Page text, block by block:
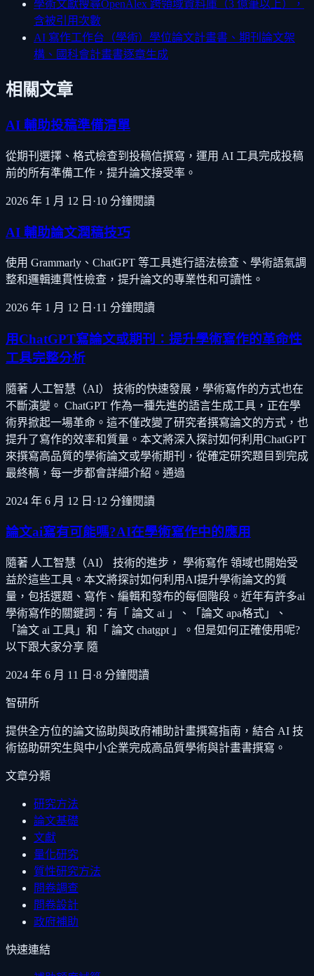
學術文獻搜尋OpenAlex 跨領域資料庫（3 億筆以上），
含被引用次數
AI 寫作工作台（學術） 學位論文計畫書、期刊論文架
構、國科會計畫書逐章生成
相關文章
AI 輔助投稿準備清單
從期刊選擇、格式檢查到投稿信撰寫，運用 AI 工具完成投稿
前的所有準備工作，提升論文接受率。
2026 年 1 月 12 日 ·10 分鐘閱讀
AI 輔助論文潤稿技巧
使用 Grammarly、ChatGPT 等工具進行語法檢查、學術語氣調
整和邏輯連貫性檢查，提升論文的專業性和可讀性。
2026 年 1 月 12 日 ·11 分鐘閱讀
用ChatGPT寫論文或期刊：提升學術寫作的革命性
工具完整分析
隨著 人工智慧（AI） 技術的快速發展，學術寫作的方式也在
不斷演變。 ChatGPT 作為一種先進的語言生成工具，正在學
術界掀起一場革命。這不僅改變了研究者撰寫論文的方式，也
提升了寫作的效率和質量。本文將深入探討如何利用ChatGPT
來撰寫高品質的學術論文或學術期刊，從確定研究題目到完成
最終稿，每一步都會詳細介紹。通過
2024 年 6 月 12 日 ·12 分鐘閱讀
論文ai寫有可能嗎?AI在學術寫作中的應用
隨著 人工智慧（AI） 技術的進步， 學術寫作 領域也開始受
益於這些工具。本文將探討如何利用AI提升學術論文的質
量，包括選題、寫作、編輯和發布的每個階段。近年有許多ai
學術寫作的關鍵詞：有「 論文 ai 」、「論文 apa格式」、
「論文 ai 工具」和「 論文 chatgpt 」。但是如何正確使用呢?
以下跟大家分享 隨
2024 年 6 月 11 日 ·8 分鐘閱讀
智研所
提供全方位的論文協助與政府補助計畫撰寫指南，結合 AI 技
術協助研究生與中小企業完成高品質學術與計畫書撰寫。
文章分類
研究方法
論文基礎
文獻
量化研究
質性研究方法
問卷調查
問卷設計
政府補助
快速連結